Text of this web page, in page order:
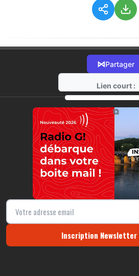
⋈Partager
Lien court :
⧉
Inscription